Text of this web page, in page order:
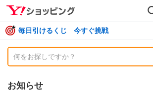
毎日引けるくじ 今すぐ挑戦
お知らせ